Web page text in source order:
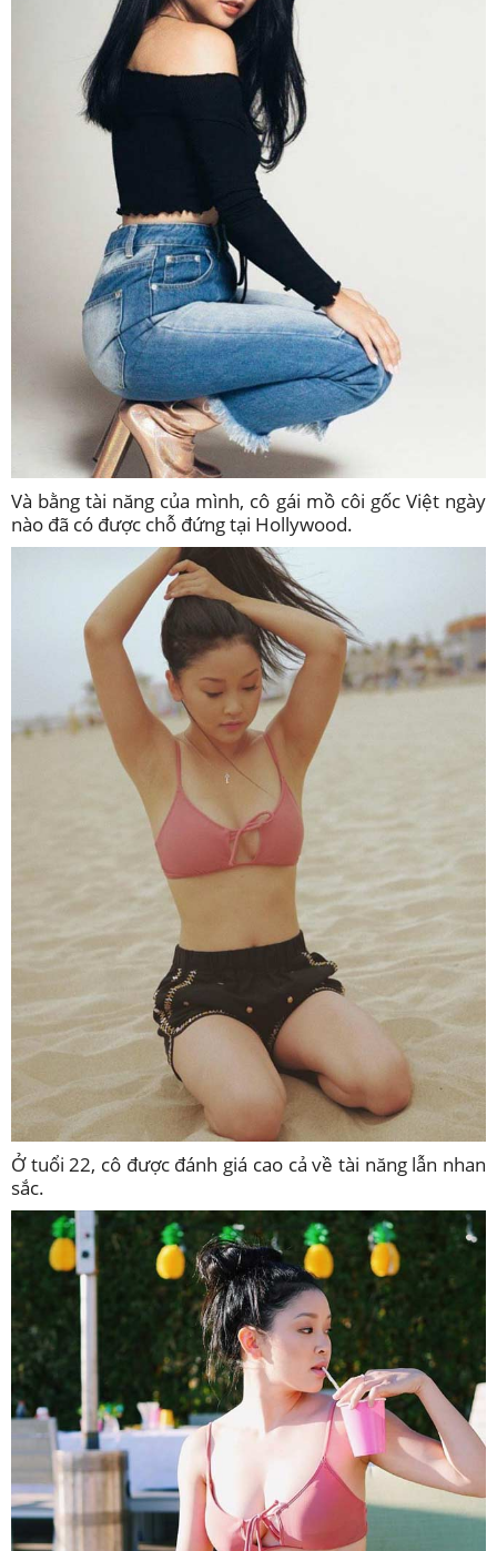
Và bằng tài năng của mình, cô gái mồ côi gốc Việt ngày
nào đã có được chỗ đứng tại Hollywood.
Ở tuổi 22, cô được đánh giá cao cả về tài năng lẫn nhan
sắc.